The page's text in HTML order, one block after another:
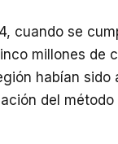
cuando se
millones de
habían sido
del método